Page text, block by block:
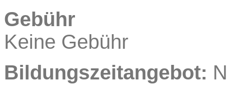
Gebühr
Keine Gebühr
Bildungszeitangebot: